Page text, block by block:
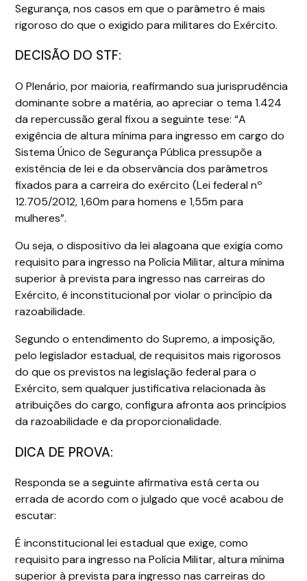
Segurança, nos casos em que o parâmetro é mais
rigoroso do que o exigido para militares do Exército.
DECISÃO DO STF:
O Plenário, por maioria, reafirmando sua jurisprudência
dominante sobre a matéria, ao apreciar o tema 1.424
da repercussão geral fixou a seguinte tese: “A
exigência de altura mínima para ingresso em cargo do
Sistema Único de Segurança Pública pressupõe a
existência de lei e da observância dos parâmetros
fixados para a carreira do exército (Lei federal nº
12.705/2012, 1,60m para homens e 1,55m para
mulheres”.
Ou seja, o dispositivo da lei alagoana que exigia como
requisito para ingresso na Polícia Militar, altura mínima
superior à prevista para ingresso nas carreiras do
Exército, é inconstitucional por violar o princípio da
razoabilidade.
Segundo o entendimento do Supremo, a imposição,
pelo legislador estadual, de requisitos mais rigorosos
do que os previstos na legislação federal para o
Exército, sem qualquer justificativa relacionada às
atribuições do cargo, configura afronta aos princípios
da razoabilidade e da proporcionalidade.
DICA DE PROVA:
Responda se a seguinte afirmativa está certa ou
errada de acordo com o julgado que você acabou de
escutar:
É inconstitucional lei estadual que exige, como
requisito para ingresso na Polícia Militar, altura mínima
superior à prevista para ingresso nas carreiras do